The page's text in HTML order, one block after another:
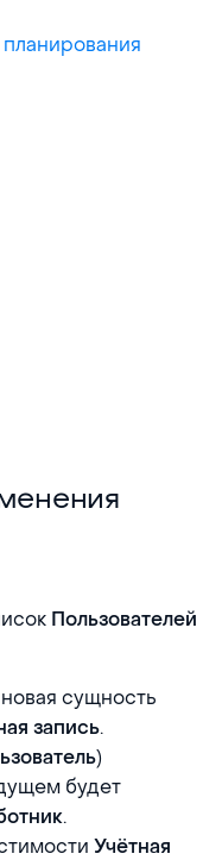
Пользователей
сущность
запись.
)
будет
.
Учётная